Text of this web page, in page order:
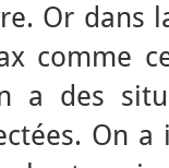
Or dans
comme
a des
On a